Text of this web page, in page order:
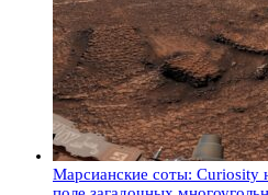
Марсианские соты: Curiosity